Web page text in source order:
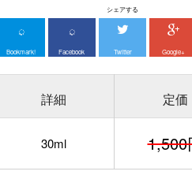
シェアする
Bookmark! Facebook Twitter Google+
詳細 定価
30ml 1,500